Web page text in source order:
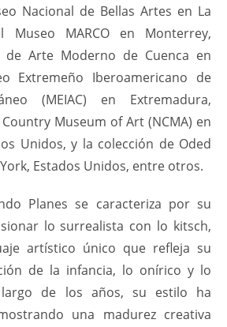
Nacional de Bellas Artes en La
Museo MARCO en Monterrey,
de Arte Moderno de Cuenca en
Extremeño Iberoamericano de
(MEIAC) en Extremadura,
Museum of Art (NCMA) en
Unidos, y la colección de Oded
Estados Unidos, entre otros.
Planes se caracteriza por su
lo surrealista con lo kitsch,
artístico único que refleja su
de la infancia, lo onírico y lo
de los años, su estilo ha
una madurez creativa